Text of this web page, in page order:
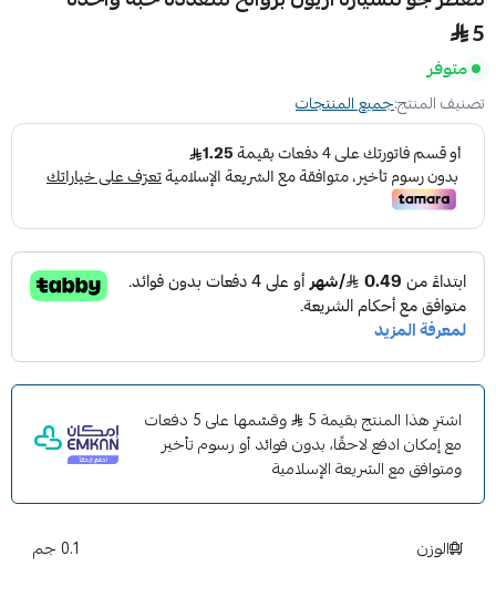
5
متوفر
تصنيف المنتج:جميع المنتجات
اشترِ هذا المنتج بقيمة 5
وقسّمها على 5 دفعات
مع إمكان ادفع لاحقًا، بدون فوائد أو رسوم تأخير
ومتوافق مع الشريعة الإسلامية
الوزن 0.1 جم